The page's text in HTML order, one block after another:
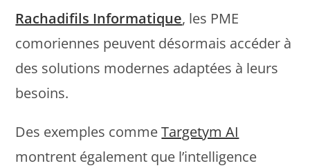
Rachadifils Informatique, les PME
comoriennes peuvent désormais accéder à
des solutions modernes adaptées à leurs
besoins.
Des exemples commeTargetym AI
montrent également que l’intelligence